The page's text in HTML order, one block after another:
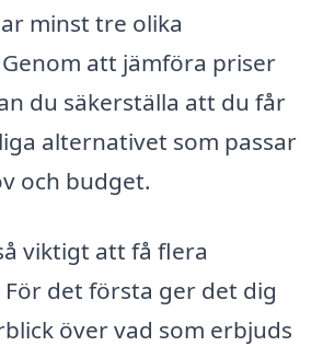
minst tre olika
att jämföra priser
du säkerställa att du får
alternativet som passar
och budget.
viktigt att få flera
det första ger det dig
över vad som erbjuds